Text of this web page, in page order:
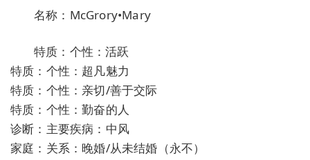
名称：McGrory•Mary
特质：个性：活跃
特质：个性：超凡魅力
特质：个性：亲切/善于交际
特质：个性：勤奋的人
诊断：主要疾病：中风
家庭：关系：晚婚/从未结婚（永不）